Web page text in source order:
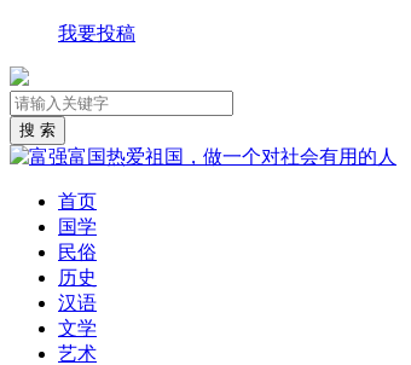
我要投稿
首页
国学
民俗
历史
汉语
文学
艺术